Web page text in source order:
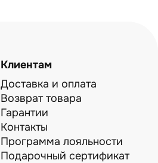
Клиентам
Доставка и оплата
Возврат товара
Гарантии
Контакты
Программа лояльности
Подарочный сертификат